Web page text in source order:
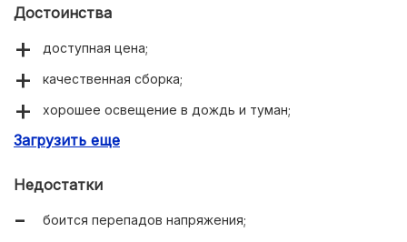
Достоинства
доступная цена;
качественная сборка;
хорошее освещение в дождь и туман;
долговечность.
Загрузить еще
Недостатки
боится перепадов напряжения;